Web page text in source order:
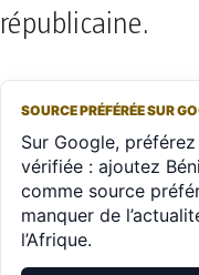
républicaine.
SOURCE PRÉFÉRÉE SUR
Sur Google,
vérifiée : ajoutez
comme source
manquer de
l’Afrique.